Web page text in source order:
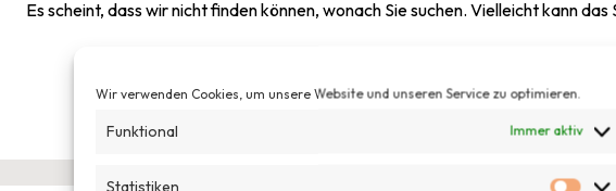
Wir verwenden Cookies, um unsere Website und unseren Service zu optimieren.
Funktional Immer aktiv
Statistiken
Es scheint, dass wir nicht finden können, wonach Sie suchen. Vielleicht kann das